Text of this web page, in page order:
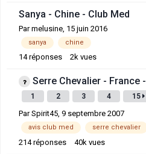
Sanya - Chine - Club Med
Parmelusine 15 juin 2016
sanya chine
14 réponses 2k vues
Serre Chevalier - France
1 2 3 4 15
ParSpirit45, 9 septembre 2007
avis club med serre chevalier
214 réponses 40k vues